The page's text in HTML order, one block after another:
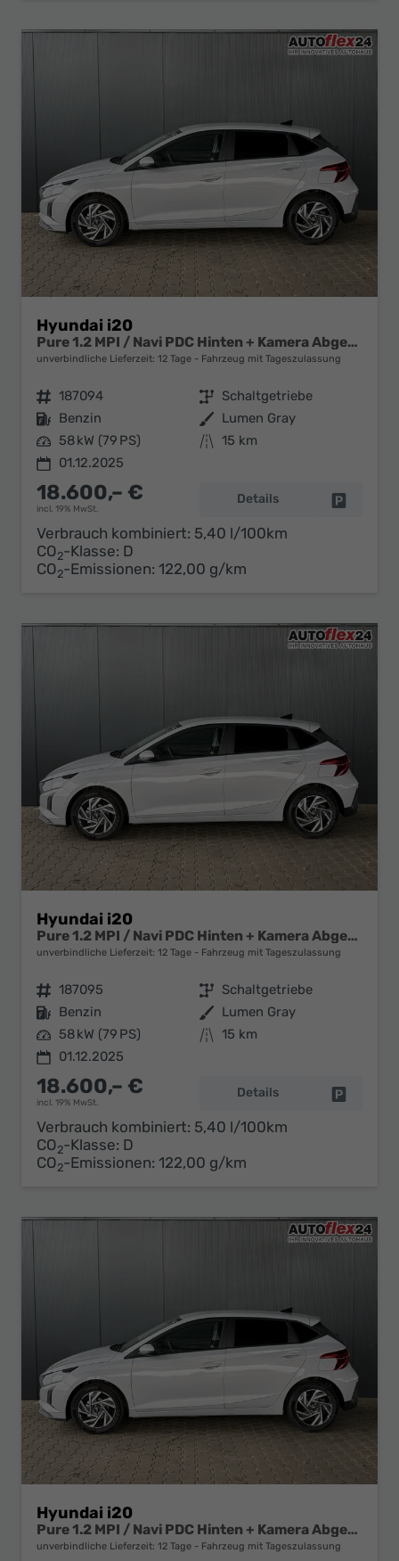
Hyundai i20
Pure 1.2 MPI / Navi PDC Hinten + Kamera Abgedunkelte Scheiben Tempomat Alu 16"
unverbindliche Lieferzeit: 12 Tage Fahrzeug mit Tageszulassung
Fahrzeugnr. 187094 Getriebe Schaltgetriebe
Kraftstoff Benzin Außenfarbe Lumen Gray
Leistung 58 kW (79 PS) Kilometerstand 15 km
01.12.2025
18.600,– €
incl. 19% MwSt.
Details
Verbrauch kombiniert: 5,40 l/100km
CO2-Klasse: D
CO2-Emissionen: 122,00 g/km
Hyundai i20
Pure 1.2 MPI / Navi PDC Hinten + Kamera Abgedunkelte Scheiben Tempomat Alu 16"
unverbindliche Lieferzeit: 12 Tage Fahrzeug mit Tageszulassung
Fahrzeugnr. 187095 Getriebe Schaltgetriebe
Kraftstoff Benzin Außenfarbe Lumen Gray
Leistung 58 kW (79 PS) Kilometerstand 15 km
01.12.2025
18.600,– €
incl. 19% MwSt.
Details
Verbrauch kombiniert: 5,40 l/100km
CO2-Klasse: D
CO2-Emissionen: 122,00 g/km
Hyundai i20
Pure 1.2 MPI / Navi PDC Hinten + Kamera Abgedunkelte Scheiben Tempomat Alu 16"
unverbindliche Lieferzeit: 12 Tage Fahrzeug mit Tageszulassung